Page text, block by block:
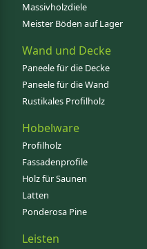
Massivholzdiele
Meister Böden auf Lager
Wand und Decke
Paneele für die Decke
Paneele für die Wand
Rustikales Profilholz
Hobelware
Profilholz
Fassadenprofile
Holz für Saunen
Latten
Ponderosa Pine
Leisten